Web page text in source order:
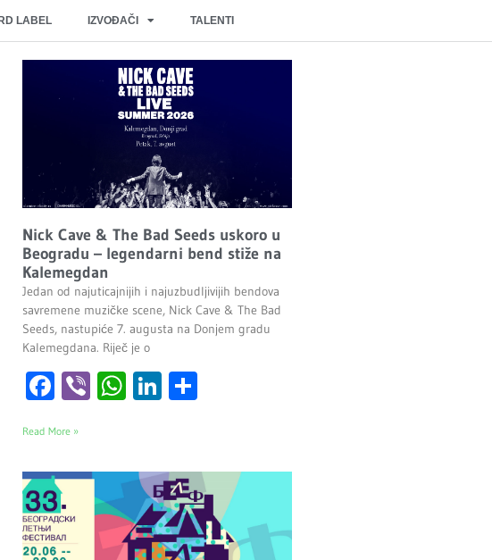
LABEL IZVOĐAČI TALENTI
Nick Cave & The Bad Seeds uskoro u
Beogradu – legendarni bend stiže na
Kalemegdan
Jedan od najuticajnijih i najuzbudljivijih bendova
savremene muzičke scene, Nick Cave & The Bad
Seeds, nastupiće 7. augusta na Donjem gradu
Kalemegdana. Riječ je o
Facebook
ViberWhatsApp
LinkedIn
Read More »